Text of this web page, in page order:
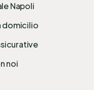
Napoli
domicilio
noi